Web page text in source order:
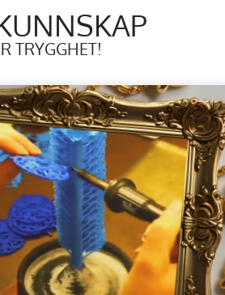
TRYGGHET!